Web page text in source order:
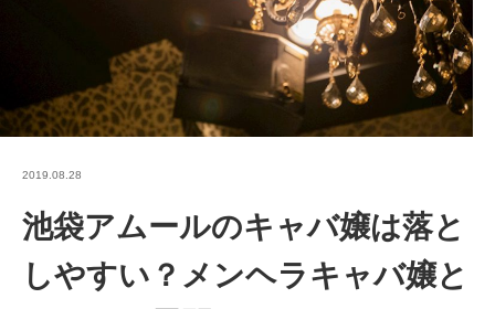
2019.08.28
池袋アムールのキャバ嬢は落と
しやすい？メンヘラキャバ嬢と